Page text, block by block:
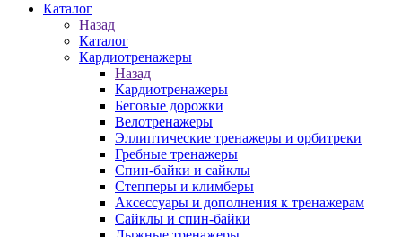
Каталог
Назад
Каталог
Кардиотренажеры
Назад
Кардиотренажеры
Беговые дорожки
Велотренажеры
Эллиптические тренажеры и орбитреки
Гребные тренажеры
Спин-байки и сайклы
Степперы и климберы
Аксессуары и дополнения к тренажерам
Сайклы и спин-байки